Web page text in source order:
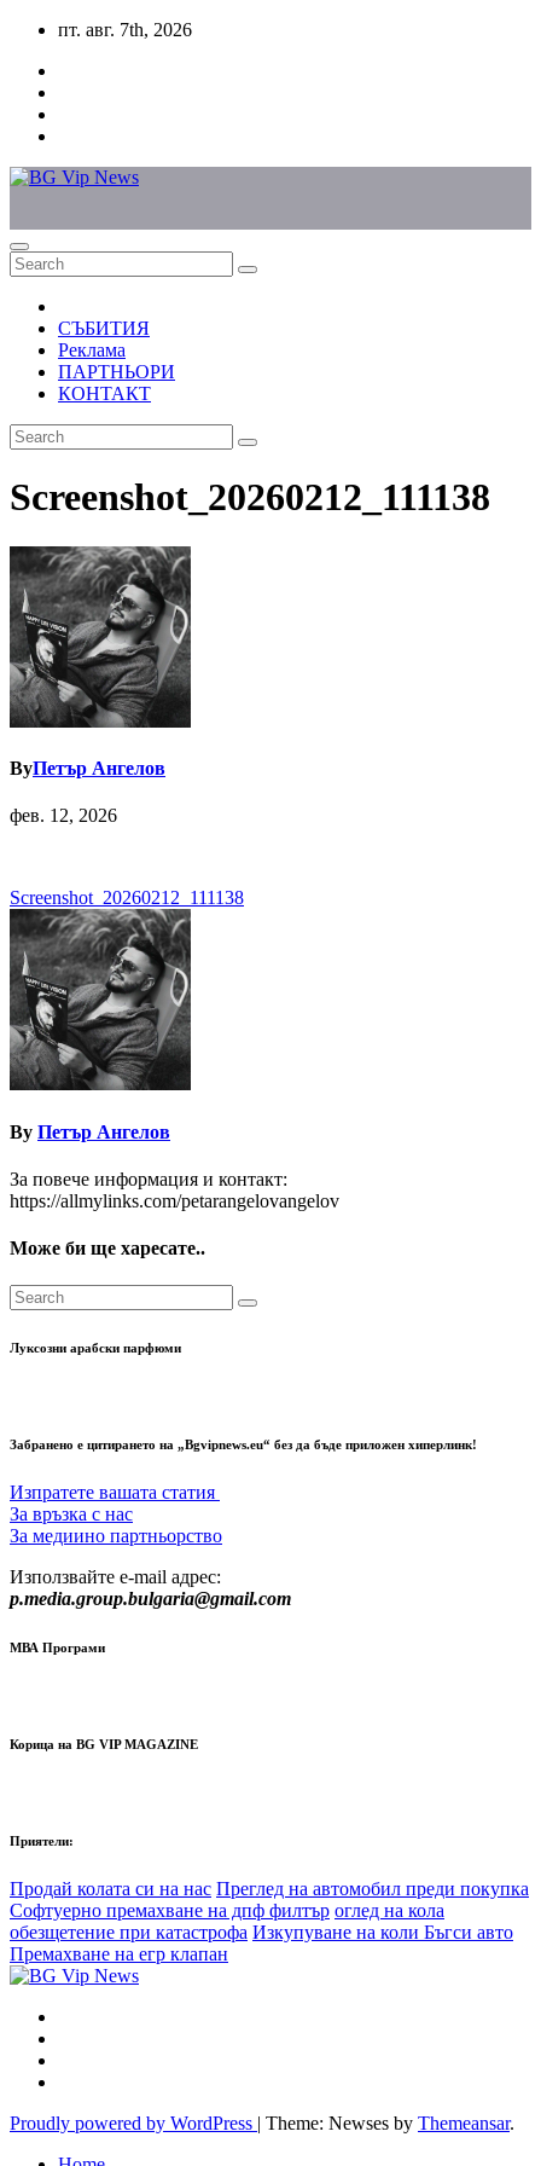
Skip
content
пт. авг. 7th, 2026
СЪБИТИЯ
Реклама
ПАРТНЬОРИ
КОНТАКТ
Screenshot_20260212_111138
ByПетър Ангелов
фев. 12, 2026
Навигация
Screenshot_20260212_111138
By Петър Ангелов
За повече информация и контакт:
https://allmylinks.com/petarangelovangelov
Може би ще харесате..
Луксозни арабски парфюми
Забранено е цитирането на „Bgvipnews.eu“ без да бъде приложен хиперлинк!
Изпратете вашата статия
За връзка с нас
За медиино партньорство
Използвайте e-mail адрес:
p.media.group.bulgaria@gmail.com
МВА Програми
Корица на BG VIP MAGAZINE
Приятели:
Продай колата си на нас Преглед на автомобил преди покупка
Софтуерно премахване на дпф филтър оглед на кола
обезщетение при катастрофа Изкупуване на коли Бъгси авто
Премахване на егр клапан
Proudly powered by WordPress | Theme: Newses by Themeansar.